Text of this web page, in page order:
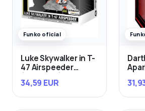
Funko oficial
Luke Skywalker in T-
47 Airspeeder
34,59 EUR